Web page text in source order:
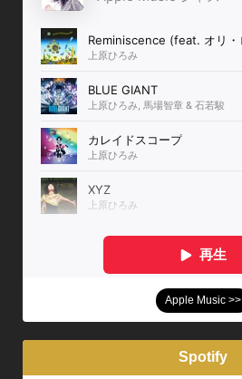
Apple Music >>
Spotify